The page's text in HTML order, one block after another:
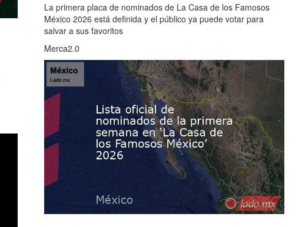
La primera placa de nominados de La Casa de los Famosos
México 2026 está definida y el público ya puede votar para
salvar a sus favoritos
Merca2.0